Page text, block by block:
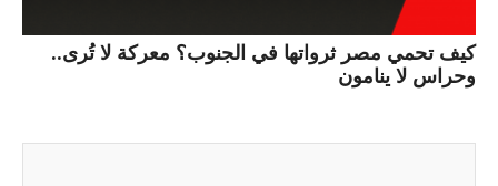
كيف تحمي مصر ثرواتها في الجنوب؟ معركة لا تُرى..
وحراس لا ينامون